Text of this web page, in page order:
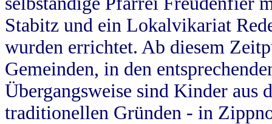
Stabitz und ein Lokalvikariat
wurden errichtet. Ab diesem
Gemeinden, in den
Übergangsweise sind Kinder aus
traditionellen Gründen - in